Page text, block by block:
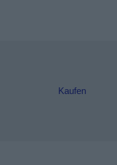
Kaufen